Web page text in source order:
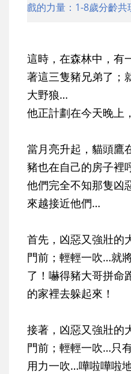
戲的力量：1-8歲分齡共
這時，在森林中，有
著這三隻豬兄弟了；
大野狼…
他正計劃在今天晚上
當月亮升起，貓頭鷹
豬也在自己的房子裡
他們完全不知那隻凶
來越接近他們…
首先， 凶惡又強壯的
門前；輕輕一吹…就
了！嚇得豬大哥拼
的家裡去躲起來！
接著， 凶惡又強壯的
門前；輕輕一吹…只
用力一吹…嘩啦嘩啦